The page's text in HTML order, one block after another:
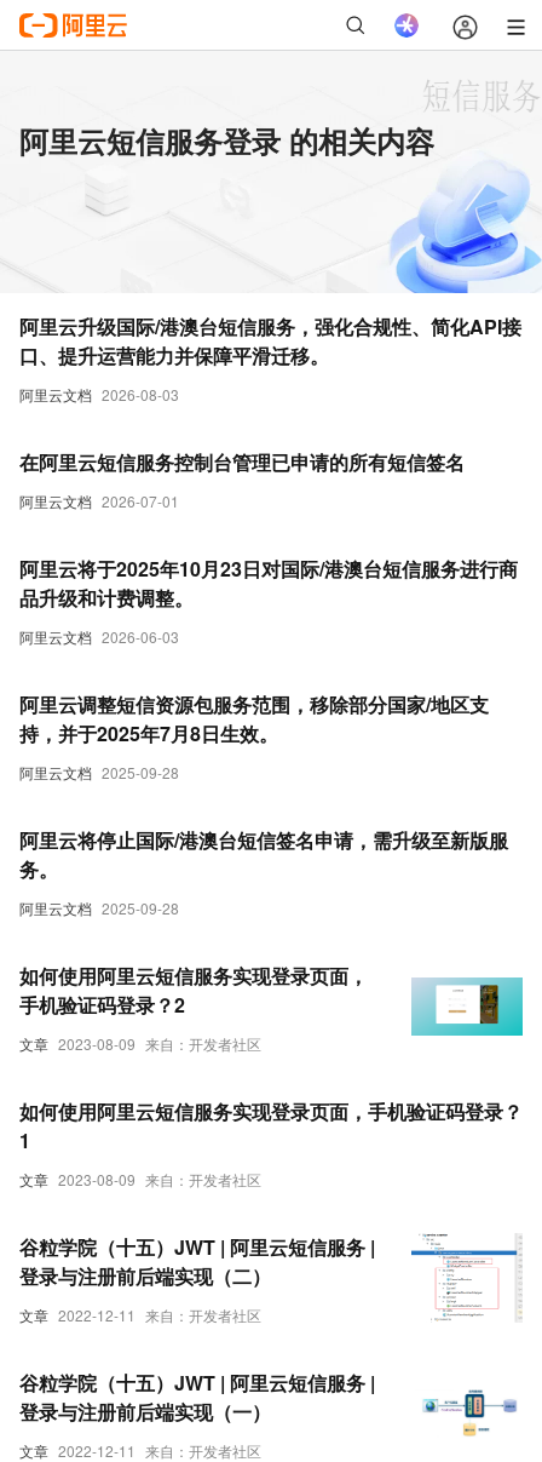
阿里云短信服务登录 的相关内容
阿里云文档 2026-08-03
阿里云升级国际/港澳台短信服务，强化合规性、简化API接
口、提升运营能力并保障平滑迁移。
阿里云文档 2026-07-01
在阿里云短信服务控制台管理已申请的所有短信签名
阿里云文档 2026-06-03
阿里云将于2025年10月23日对国际/港澳台短信服务进行商
品升级和计费调整。
阿里云文档 2025-09-28
阿里云调整短信资源包服务范围，移除部分国家/地区支
持，并于2025年7月8日生效。
阿里云文档 2025-09-28
阿里云将停止国际/港澳台短信签名申请，需升级至新版服
务。
文章 2023-08-09 来自：开发者社区
如何使用阿里云短信服务实现登录页面，
手机验证码登录？2
文章 2023-08-09 来自：开发者社区
如何使用阿里云短信服务实现登录页面，手机验证码登录？
1
文章 2022-12-11 来自：开发者社区
谷粒学院（十五）JWT | 阿里云短信服务 |
登录与注册前后端实现（二）
文章 2022-12-11 来自：开发者社区
谷粒学院（十五）JWT | 阿里云短信服务 |
登录与注册前后端实现（一）